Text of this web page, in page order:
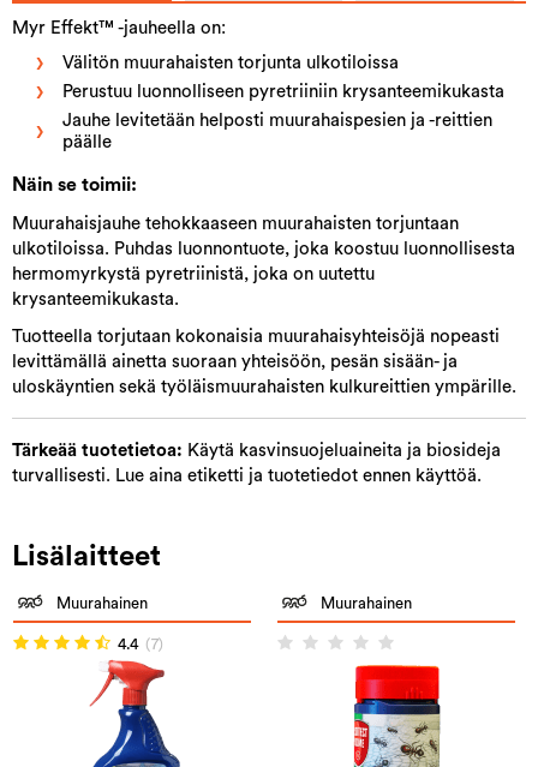
Myr Effekt™ -jauheella on:
Välitön muurahaisten torjunta ulkotiloissa
Perustuu luonnolliseen pyretriiniin krysanteemikukasta
Jauhe levitetään helposti muurahaispesien ja -reittien
päälle
Näin se toimii:
Muurahaisjauhe tehokkaaseen muurahaisten torjuntaan
ulkotiloissa. Puhdas luonnontuote, joka koostuu luonnollisesta
hermomyrkystä pyretriinistä, joka on uutettu
krysanteemikukasta.
Tuotteella torjutaan kokonaisia muurahaisyhteisöjä nopeasti
levittämällä ainetta suoraan yhteisöön, pesän sisään- ja
uloskäyntien sekä työläismuurahaisten kulkureittien ympärille.
Tärkeää tuotetietoa: Käytä kasvinsuojeluaineita ja biosideja
turvallisesti. Lue aina etiketti ja tuotetiedot ennen käyttöä.
Lisälaitteet
Muurahainen
4.4 (7)
Muurahainen